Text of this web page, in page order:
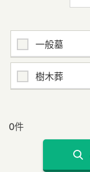
一般墓
樹木葬
0件